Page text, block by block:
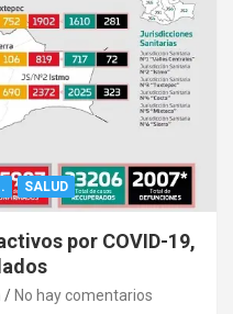
SALUD
por COVID-19,
No hay comentarios